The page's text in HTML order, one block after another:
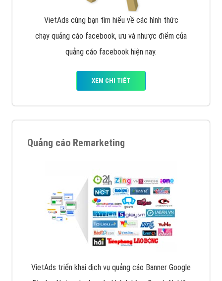
VietAds cùng bạn tìm hiểu về các hình thức
chạy quảng cáo facebook, ưu và nhược điểm của
quảng cáo facebook hiện nay.
XEM CHI TIẾT
Quảng cáo Remarketing
VietAds triển khai dịch vụ quảng cáo Banner Google